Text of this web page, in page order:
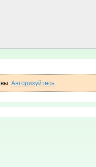
Авторизуйтесь